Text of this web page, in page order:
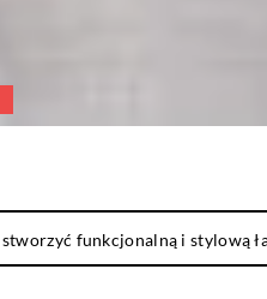
stworzyć funkcjonalną i stylową